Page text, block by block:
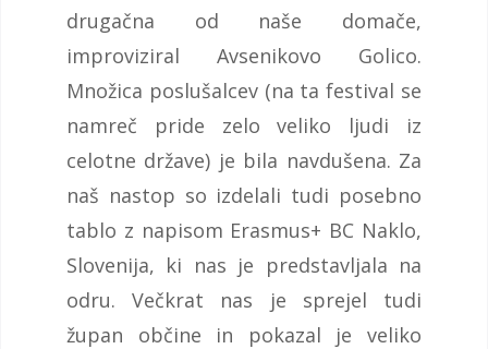
drugačna od naše domače,
improviziral Avsenikovo Golico.
Množica poslušalcev (na ta festival se
namreč pride zelo veliko ljudi iz
celotne države) je bila navdušena. Za
naš nastop so izdelali tudi posebno
tablo z napisom Erasmus+ BC Naklo,
Slovenija, ki nas je predstavljala na
odru. Večkrat nas je sprejel tudi
župan občine in pokazal je veliko